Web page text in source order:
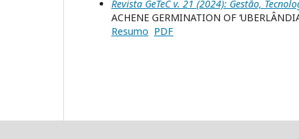
Revista GeTeC v. 21 (2024): Gestão,
ACHENE GERMINATION OF
Resumo PDF